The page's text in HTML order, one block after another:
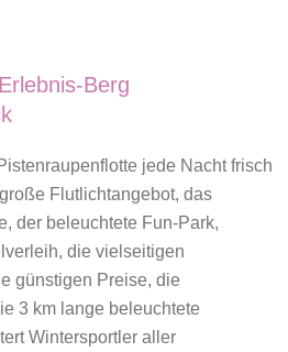
Berg
jede Nacht frisch
Flutlichtangebot, das
der beleuchtete Fun-Park,
die vielseitigen
günstigen Preise, die
3 km lange beleuchtete
Wintersportler aller